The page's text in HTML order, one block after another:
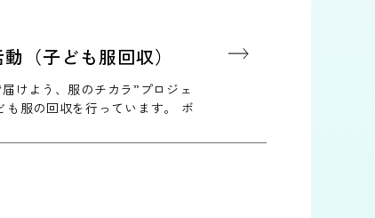
（子ども服回収）
けよう、服のチカラ”プロジェ
も服の回収を行っています。 ボ